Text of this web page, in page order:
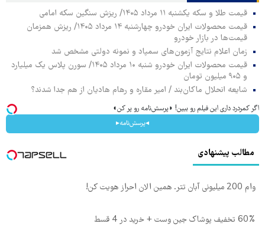
قیمت طلا و سکه یکشنبه ۱۱ مرداد ۱۴۰۵/ ریزش سنگین سکه امامی
قیمت محصولات ایران خودرو چهارشنبه ۱۴ مرداد ۱۴۰۵/ ریزش همزمان
قیمت‌ها در بازار خودرو
زمان اعلام نتایج آزمون‌های سمپاد و نمونه دولتی مشخص شد
قیمت محصولات ایران خودرو شنبه ۱۰ مرداد ۱۴۰۵/ سورن پلاس یک میلیارد
و ۹۰۵ میلیون تومان
شایعه انحلال ماکان‌بند / امیر مقاره و رهام هادیان از هم جدا شدند؟
اگر کمردرد داری این فیلم رو ببین! ◗پرسش‌نامه رو پر کن◖
◂پرسش‌نامه▸
مطالب پیشنهادی
وام 200 میلیونی آبان تتر. همین الان احراز هویت کن!
60% تخفیف پوشاک جین وست + خرید در 4 قسط